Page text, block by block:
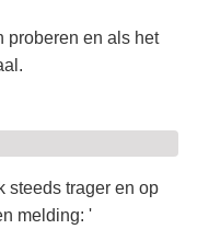
proberen en als het
steeds trager en op
melding: '